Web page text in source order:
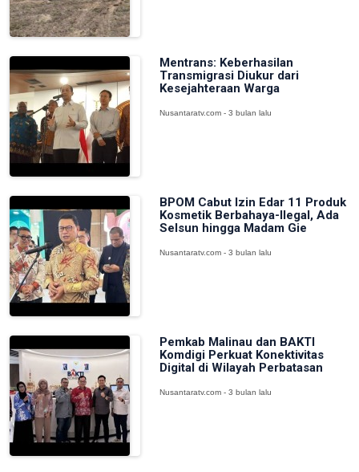
Mentrans: Keberhasilan
Transmigrasi Diukur dari
Kesejahteraan Warga
Nusantaratv.com - 3 bulan lalu
BPOM Cabut Izin Edar 11 Produk
Kosmetik Berbahaya-Ilegal, Ada
Selsun hingga Madam Gie
Nusantaratv.com - 3 bulan lalu
Pemkab Malinau dan BAKTI
Komdigi Perkuat Konektivitas
Digital di Wilayah Perbatasan
Nusantaratv.com - 3 bulan lalu